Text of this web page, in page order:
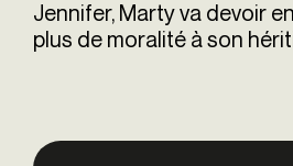
Jennifer, Marty va devoir
plus de moralité à son